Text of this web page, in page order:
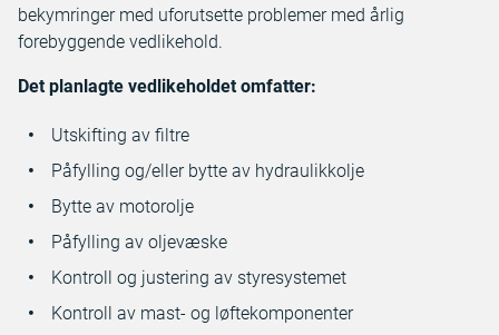
bekymringer med uforutsette problemer med årlig
forebyggende vedlikehold.
Det planlagte vedlikeholdet omfatter:
Utskifting av filtre
Påfylling og/eller bytte av hydraulikkolje
Bytte av motorolje
Påfylling av oljevæske
Kontroll og justering av styresystemet
Kontroll av mast- og løftekomponenter